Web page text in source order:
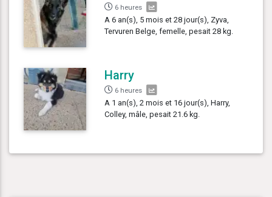
6 heures
A 6 an(s), 5 mois et 28 jour(s), Zyva,
Tervuren Belge, femelle, pesait 28 kg.
Harry
6 heures
A 1 an(s), 2 mois et 16 jour(s), Harry,
Colley, mâle, pesait 21.6 kg.